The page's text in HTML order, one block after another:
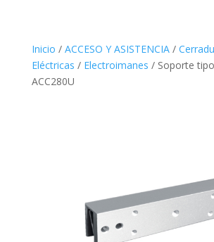
Inicio / ACCESO Y ASISTENCIA/
Eléctricas / Electroimanes / Soporte
ACC280U